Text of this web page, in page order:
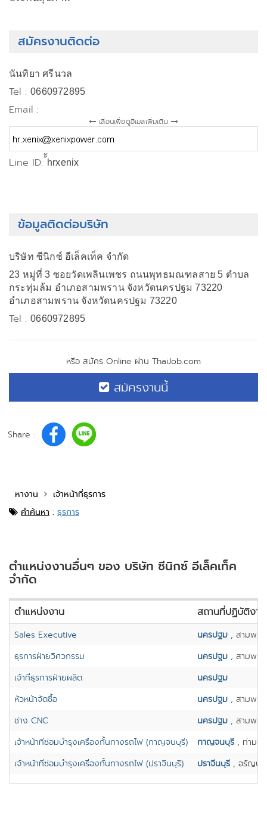
สมัครงานติดต่อ
นันทิยา ศรีนวล
Tel :0660972895
Email :
เลื่อนเพื่อดูอีเมลเพิ่มเติม
Line ID: ้้hrxenix
ข้อมูลติดต่อบริษัท
บริษัท ซีนิกซ์ อีเล็คเท็ค จำกัด
23 หมู่ที่ 3 ซอยวัดเพลินเพชร ถนนพุทธมณฑลสาย 5 ตำบล
กระทุ่มล้ม อำเภอสามพราน จังหวัดนครปฐม 73220
อำเภอสามพราน จังหวัดนครปฐม 73220
Tel :0660972895
หรือ สมัคร Online ผ่าน ThaiJob.com
สมัครงานนี้
Share :
หางาน
เจ้าหน้าที่ธุรการ
คำค้นหา : ธุรการ
ตำแหน่งงานอื่นๆ ของ บริษัท ซีนิกซ์ อีเล็คเท็ค
จำกัด
ตำแหน่งงาน สถานที่ปฏิบัติงาน
Sales Executive นครปฐม , สามพร
ธุรการฝ่ายวิศวกรรม
นครปฐม , สามพร
เจ้าที่ธุรการฝ่ายผลิต
นครปฐม
หัวหน้าจัดซื้อ
นครปฐม , สามพร
ช่าง CNC
นครปฐม , สามพร
เจ้าหน้าที่ซ่อมบำรุงเครื่องกั้นทางรถไฟ (กาญจนบุรี)
กาญจนบุรี , ท่ามะก
เจ้าหน้าที่ซ่อมบำรุงเครื่องกั้นทางรถไฟ (ปราจีนบุรี)
ปราจีนบุรี , อรัญปร